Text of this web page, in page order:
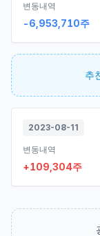
변동내역
-6,953,710주
추
2023-08-11
변동내역
+109,304주